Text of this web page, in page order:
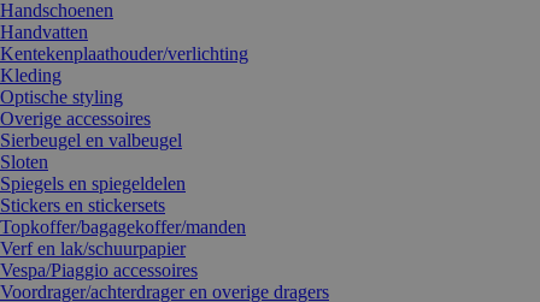
Handschoenen
Handvatten
Kentekenplaathouder/verlichting
Kleding
Optische styling
Overige accessoires
Sierbeugel en valbeugel
Sloten
Spiegels en spiegeldelen
Stickers en stickersets
Topkoffer/bagagekoffer/manden
Verf en lak/schuurpapier
Vespa/Piaggio accessoires
Voordrager/achterdrager en overige dragers